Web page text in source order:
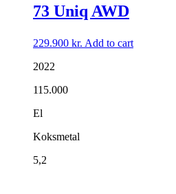
73 Uniq AWD
229.900 kr. Add to cart
2022
115.000
El
Koksmetal
5,2